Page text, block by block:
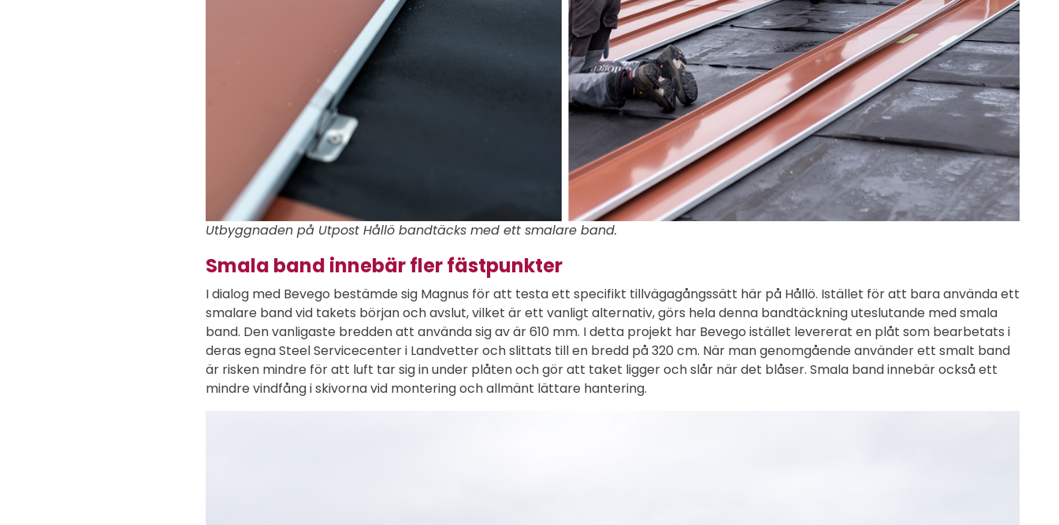
Utbyggnaden på Utpost Hållö bandtäcks med ett smalare band.
Smala band innebär fler fästpunkter
I dialog med Bevego bestämde sig Magnus för att testa ett specifikt tillvägagångssätt här på Hållö. Istället för att bara använda ett
smalare band vid takets början och avslut, vilket är ett vanligt alternativ, görs hela denna bandtäckning uteslutande med smala
band. Den vanligaste bredden att använda sig av är 610 mm. I detta projekt har Bevego istället levererat en plåt som bearbetats i
deras egna Steel Servicecenter i Landvetter och slittats till en bredd på 320 cm. När man genomgående använder ett smalt band
är risken mindre för att luft tar sig in under plåten och gör att taket ligger och slår när det blåser. Smala band innebär också ett
mindre vindfång i skivorna vid montering och allmänt lättare hantering.